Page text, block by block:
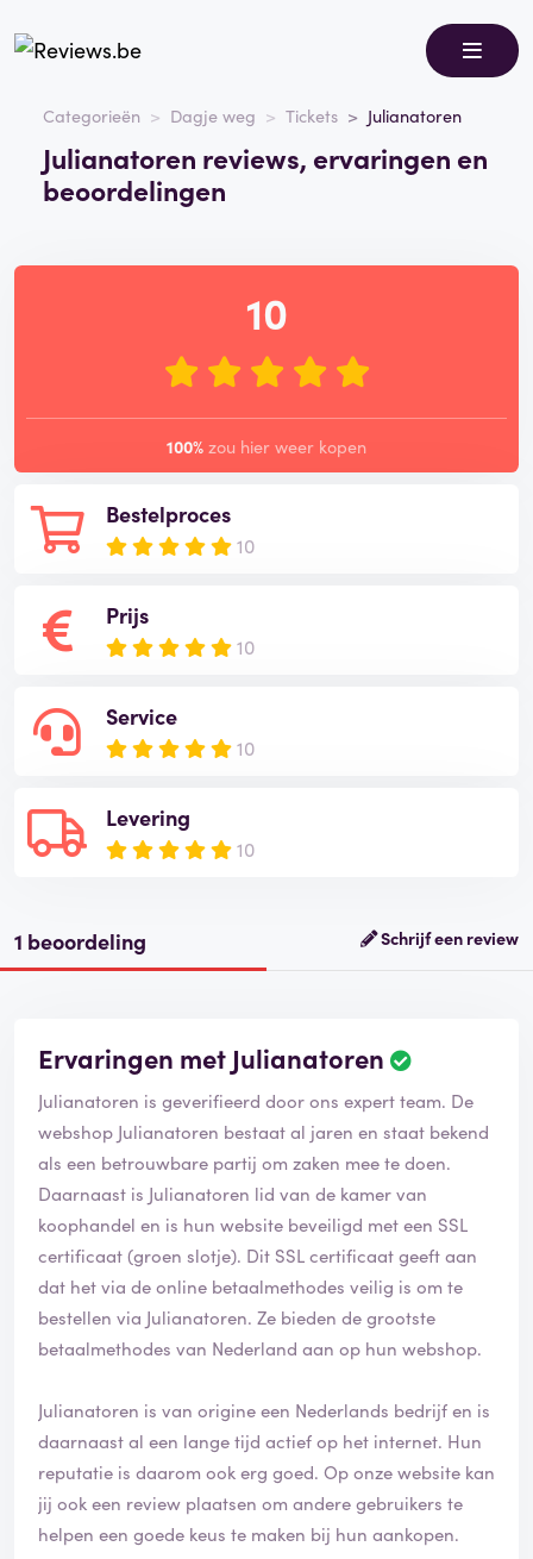
Categorieën Dagje weg Tickets Julianatoren
Julianatoren reviews, ervaringen en
beoordelingen
Bestelproces
10
Prijs
10
Service
10
Levering
10
10
100% zou hier weer kopen
1 beoordeling Schrijf een review
Ervaringen met Julianatoren
Julianatoren is geverifieerd door ons expert team. De
webshop Julianatoren bestaat al jaren en staat bekend
als een betrouwbare partij om zaken mee te doen.
Daarnaast is Julianatoren lid van de kamer van
koophandel en is hun website beveiligd met een SSL
certificaat (groen slotje). Dit SSL certificaat geeft aan
dat het via de online betaalmethodes veilig is om te
bestellen via Julianatoren. Ze bieden de grootste
betaalmethodes van Nederland aan op hun webshop.
Julianatoren is van origine een Nederlands bedrijf en is
daarnaast al een lange tijd actief op het internet. Hun
reputatie is daarom ook erg goed. Op onze website kan
jij ook een review plaatsen om andere gebruikers te
helpen een goede keus te maken bij hun aankopen.